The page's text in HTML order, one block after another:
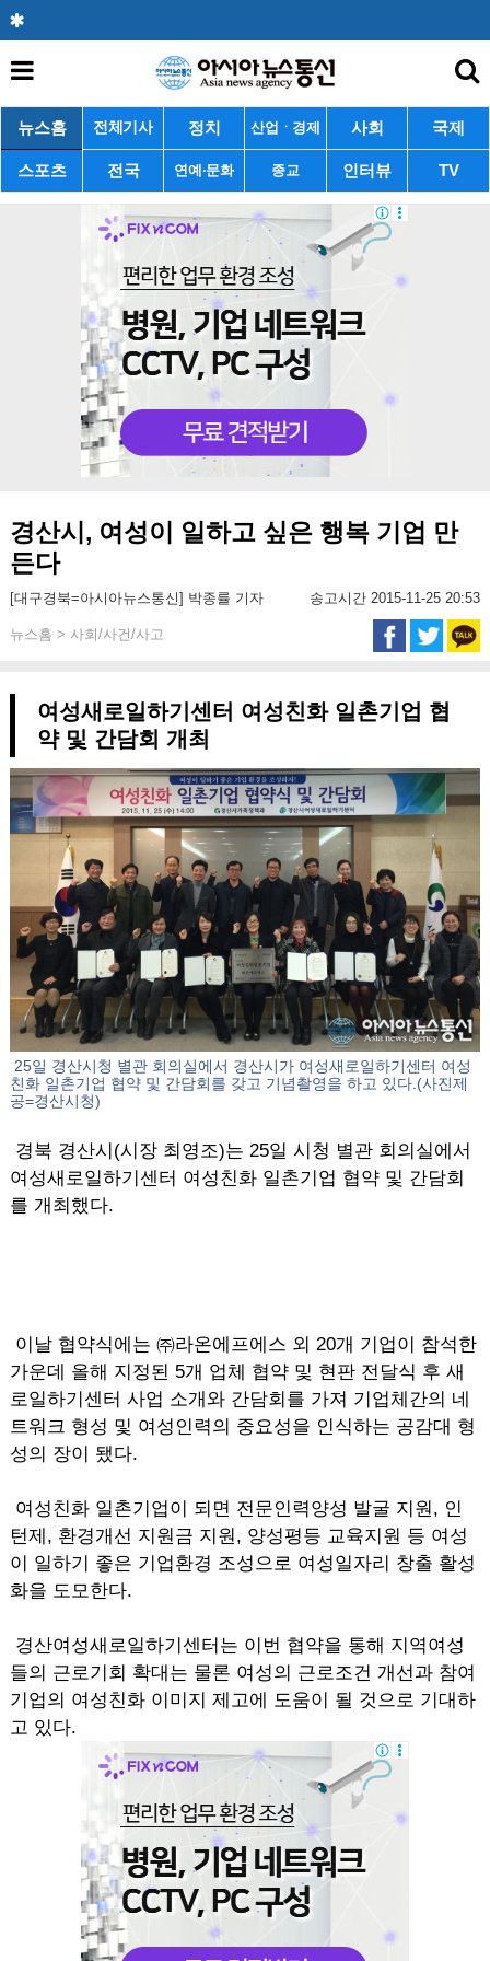
뉴스홈 전체기사 정치 산업ㆍ경제 사회 국제
스포츠 전국 연예·문화 종교 인터뷰 TV
경산시, 여성이 일하고 싶은 행복 기업 만
든다
[대구경북=아시아뉴스통신] 박종률 기자 송고시간 2015-11-25 20:53
뉴스홈 > 사회/사건/사고
여성새로일하기센터 여성친화 일촌기업 협
약 및 간담회 개최
25일 경산시청 별관 회의실에서 경산시가 여성새로일하기센터 여성
친화 일촌기업 협약 및 간담회를 갖고 기념촬영을 하고 있다.(사진제
공=경산시청)
경북 경산시(시장 최영조)는 25일 시청 별관 회의실에서
여성새로일하기센터 여성친화 일촌기업 협약 및 간담회
를 개최했다.
이날 협약식에는 ㈜라온에프에스 외 20개 기업이 참석한
가운데 올해 지정된 5개 업체 협약 및 현판 전달식 후 새
로일하기센터 사업 소개와 간담회를 가져 기업체간의 네
트워크 형성 및 여성인력의 중요성을 인식하는 공감대 형
성의 장이 됐다.
여성친화 일촌기업이 되면 전문인력양성 발굴 지원, 인
턴제, 환경개선 지원금 지원, 양성평등 교육지원 등 여성
이 일하기 좋은 기업환경 조성으로 여성일자리 창출 활성
화을 도모한다.
경산여성새로일하기센터는 이번 협약을 통해 지역여성
들의 근로기회 확대는 물론 여성의 근로조건 개선과 참여
기업의 여성친화 이미지 제고에 도움이 될 것으로 기대하
고 있다.